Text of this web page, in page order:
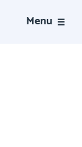
Menu